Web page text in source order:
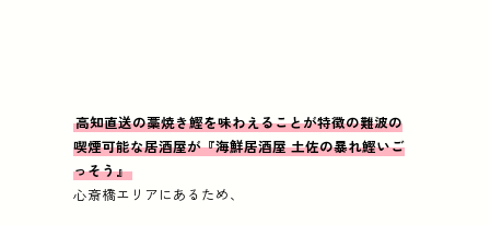
高知直送の藁焼き鰹を味わえることが特徴の難波の
喫煙可能な居酒屋が『海鮮居酒屋 土佐の暴れ鰹いご
っそう』
心斎橋エリアにあるため、